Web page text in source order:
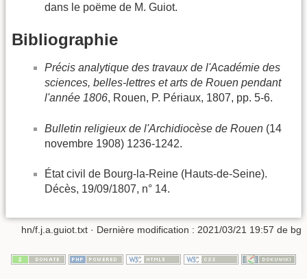
dans le poëme de M. Guiot.
Bibliographie
Précis analytique des travaux de l'Académie des
sciences, belles-lettres et arts de Rouen pendant
l'année 1806, Rouen, P. Périaux, 1807, pp. 5-6.
Bulletin religieux de l'Archidiocèse de Rouen (14
novembre 1908) 1236-1242.
État civil de Bourg-la-Reine (Hauts-de-Seine).
Décès, 19/09/1807, n° 14.
hn/f.j.a.guiot.txt · Dernière modification : 2021/03/21 19:57 de bg